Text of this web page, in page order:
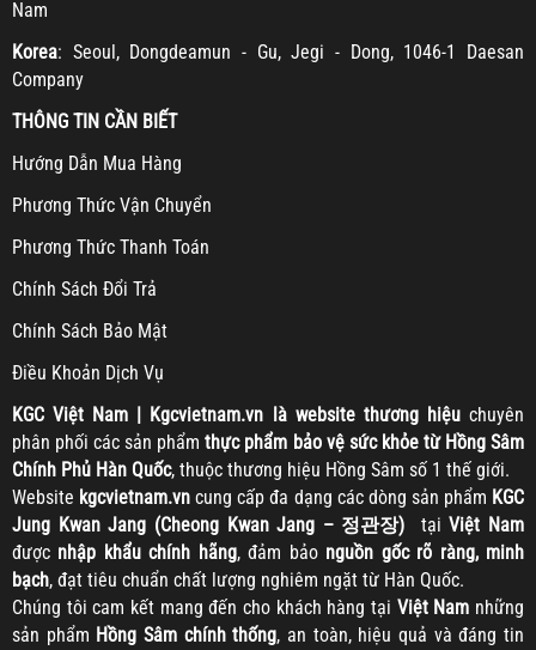
Nam
Korea: Seoul, Dongdeamun - Gu, Jegi - Dong, 1046-1 Daesan
Company
THÔNG TIN CẦN BIẾT
Hướng Dẫn Mua Hàng
Phương Thức Vận Chuyển
Phương Thức Thanh Toán
Chính Sách Đổi Trả
Chính Sách Bảo Mật
Điều Khoản Dịch Vụ
KGCViệt Nam | Kgcvietnam.vn là website thương hiệuchuyên
phân phối các sản phẩmthực phẩm bảo vệ sức khỏe từ Hồng Sâm
Chính Phủ Hàn Quốc, thuộc thương hiệu Hồng Sâm số 1 thế giới.
Website kgcvietnam.vn cung cấp đa dạng các dòng sản phẩm KGC
Jung Kwan Jang (Cheong Kwan Jang – 정관장) tạiViệt Nam
được nhập khẩu chính hãng, đảm bảo nguồn gốc rõ ràng, minh
bạch, đạt tiêu chuẩn chất lượng nghiêm ngặt từ Hàn Quốc.
Chúng tôi cam kết mang đến cho khách hàng tại Việt Nam những
sản phẩm Hồng Sâm chính thống, an toàn, hiệu quả và đáng tin